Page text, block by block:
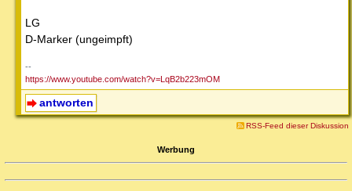
LG
D-Marker (ungeimpft)
--
https://www.youtube.com/watch?v=LqB2b223mOM
antworten
RSS-Feed dieser Diskussion
Werbung